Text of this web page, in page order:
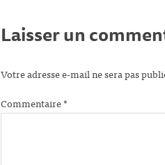
Laisser un
Votre adresse e-mail ne sera pas
Commentaire*